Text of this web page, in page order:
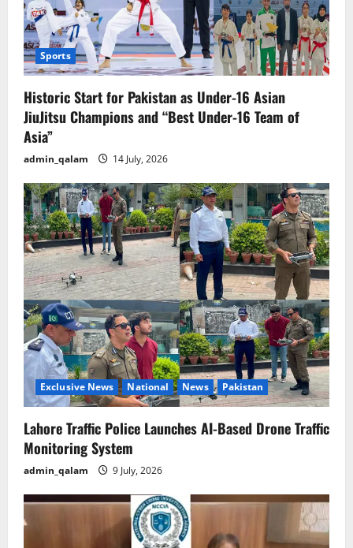
Sports
Historic Start for Pakistan as Under-16 Asian
JiuJitsu Champions and “Best Under-16 Team of
Asia”
admin_qalam 14 July, 2026
Exclusive News National News Pakistan
Lahore Traffic Police Launches AI-Based Drone Traffic
Monitoring System
admin_qalam 9 July, 2026